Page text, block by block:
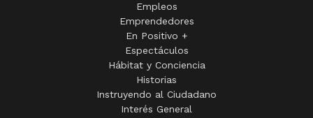
Empleos
Emprendedores
En Positivo +
Espectáculos
Hábitat y Conciencia
Historias
Instruyendo al Ciudadano
Interés General